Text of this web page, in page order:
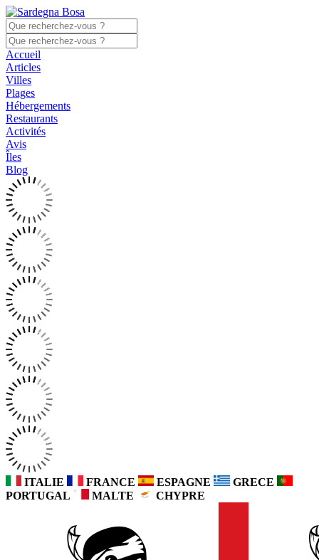
Accueil
Articles
Villes
Plages
Hébergements
Restaurants
Activités
Avis
Îles
Blog
ITALIE FRANCE ESPAGNE
GRECE
PORTUGAL
MALTE CHYPRE